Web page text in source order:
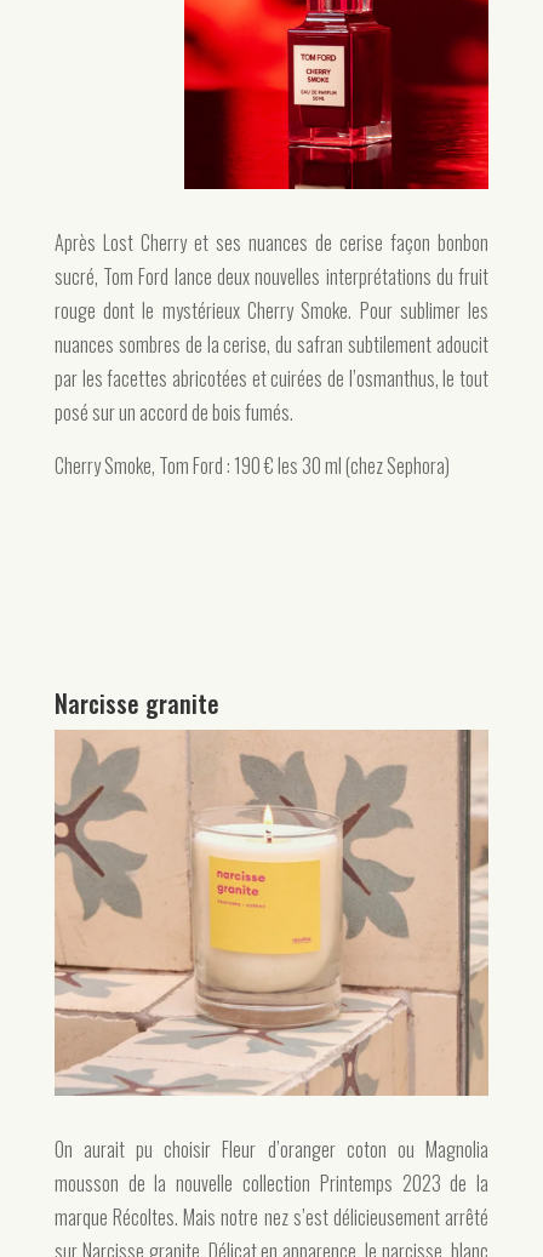
Après Lost Cherry et ses nuances de cerise façon bonbon
sucré, Tom Ford lance deux nouvelles interprétations du fruit
rouge dont le mystérieux Cherry Smoke. Pour sublimer les
nuances sombres de la cerise, du safran subtilement adoucit
par les facettes abricotées et cuirées de l’osmanthus, le tout
posé sur un accord de bois fumés.
Cherry Smoke, Tom Ford : 190 € les 30 ml (chez Sephora)
Narcisse granite
On aurait pu choisir Fleur d’oranger coton ou Magnolia
mousson de la nouvelle collection Printemps 2023 de la
marque Récoltes. Mais notre nez s’est délicieusement arrêté
sur Narcisse granite. Délicat en apparence, le narcisse, blanc